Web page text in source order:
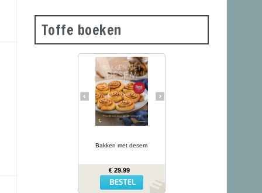
Toffe boeken
Desembrood is
voedzaam, licht
verteerbaar, goed voor de
darmflora én superlekker.
In haar tweede prachtig
geïllustreerde bakboek
verklapt de Sloveense
Anita Sumer de geheimen
van het lekkere brood
brood met het
fougasse, naanbrood,
hamburgerbroodjes,
kaneelbollen, wafels en
panettone. Naast de 77
Bakken met desem
€ 29.99